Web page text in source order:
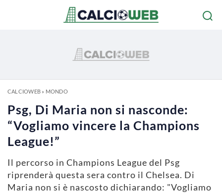
CALCIOWEB» MONDO
Psg, Di Maria non si nasconde:
“Vogliamo vincere la Champions
League!”
Il percorso in Champions League del Psg
riprenderà questa sera contro il Chelsea. Di
Maria non si è nascosto dichiarando: "Vogliamo